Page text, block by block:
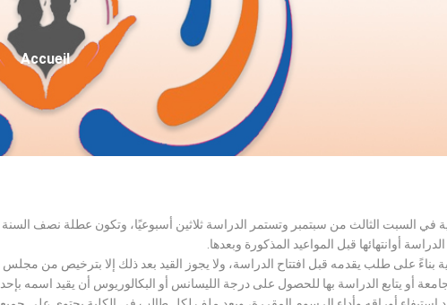
Fil
D'Ariane
Accueil
في السبت الثالث من سبتمبر وتستمر الدراسة ثلاثين أسبوعيًا، وتكون عطلة نصف
أوانتهائها قبل المواعيد المذكورة وبعدها.
بناءً على طلب يقدمه قبل افتتاح الدراسة، ولا يجوز القيد بعد ذلك إلا بترخيص من
أو يتابع الدراسة بها للحصول على درجة الليسانس أو البكالوريوس أن يقيد اسمه